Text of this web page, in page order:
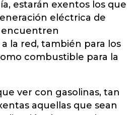
estarán exentos los que
eléctrica de
encuentren
la red, también para los
combustible para la
ver con gasolinas, tan
aquellas que sean